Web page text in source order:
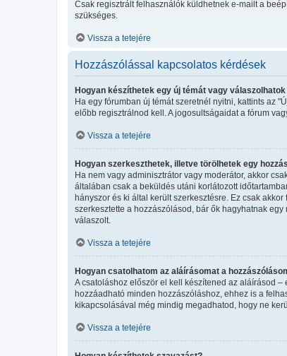
Csak regisztrált felhasználók küldhetnek e-mailt a
szükséges.
Vissza a tetejére
Hozzászólással kapcsolatos kérdések
Hogyan készíthetek egy új témát vagy
Ha egy fórumban új témát szeretnél nyitni, kattints az
előbb regisztrálnod kell. A jogosultságaidat a fórum
Vissza a tetejére
Hogyan szerkeszthetek, illetve törölhetek egy
Ha nem vagy adminisztrátor vagy moderátor, akkor
általában csak a beküldés utáni korlátozott
hányszor és ki által került szerkesztésre. Ez csak
szerkesztette a hozzászólásod, bár ők hagyhatnak
válaszolt.
Vissza a tetejére
Hogyan csatolhatom az aláírásomat a
A csatoláshoz először el kell készítened az aláírásod
hozzáadható minden hozzászóláshoz, ehhez is a
kikapcsolásával még mindig megadhatod, hogy ne
Vissza a tetejére